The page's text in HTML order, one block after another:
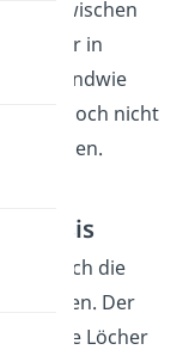
zwischen
ist aber in
Irgendwie
doch nicht
zu haben.
Basis
wie sich die
verhalten. Der
uns die Löcher